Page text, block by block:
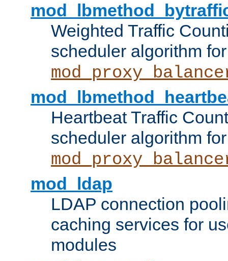
Weighted Traffic
scheduler algorithm for
Heartbeat Traffic
scheduler algorithm for
mod_ldap
LDAP connection
caching services for
modules